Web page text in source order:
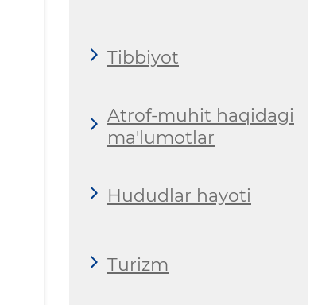
Tibbiyot
Atrof-muhit haqidagi
ma'lumotlar
Hududlar hayoti
Turizm